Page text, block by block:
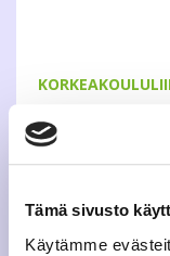
Tämä sivusto
Käytämme
21.1.
Osallistu
500€! Lisätiedot
https://